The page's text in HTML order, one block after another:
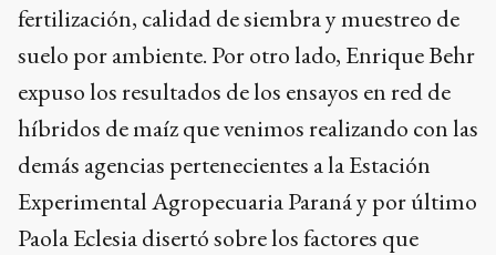
fertilización, calidad de siembra y muestreo de
suelo por ambiente. Por otro lado, Enrique Behr
expuso los resultados de los ensayos en red de
híbridos de maíz que venimos realizando con las
demás agencias pertenecientes a la Estación
Experimental Agropecuaria Paraná y por último
Paola Eclesia disertó sobre los factores que